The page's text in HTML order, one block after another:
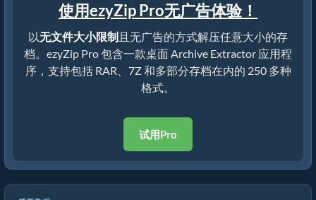
使用ezyZip Pro无广告体验！
以无文件大小限制且无广告的方式解压任意大小的存
档。ezyZip Pro 包含一款桌面 Archive Extractor 应用程
序，支持包括 RAR、7Z 和多部分存档在内的 250 多种
格式。
试用Pro